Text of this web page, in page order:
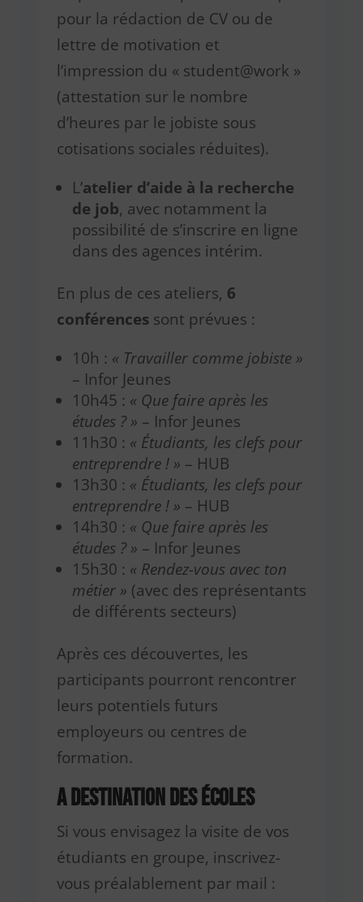
pour la rédaction de CV ou de
lettre de motivation et
l’impression du « student@work »
(attestation sur le nombre
d’heures par le jobiste sous
cotisations sociales réduites).
L’atelier d’aide à la recherche
de job, avec notamment la
possibilité de s’inscrire en ligne
dans des agences intérim.
En plus de ces ateliers, 6
conférencessont prévues :
10h : « Travailler comme jobiste »
– Infor Jeunes
10h45 : « Que faire après les
études ? » – Infor Jeunes
11h30 : « Étudiants, les clefs pour
entreprendre ! » – HUB
13h30 : « Étudiants, les clefs pour
entreprendre ! » – HUB
14h30 : « Que faire après les
études ? » – Infor Jeunes
15h30 : « Rendez-vous avec ton
métier » (avec des représentants
de différents secteurs)
Après ces découvertes, les
participants pourront rencontrer
leurs potentiels futurs
employeurs ou centres de
formation.
A destination des écoles
Si vous envisagez la visite de vos
étudiants en groupe, inscrivez-
vous préalablement par mail :